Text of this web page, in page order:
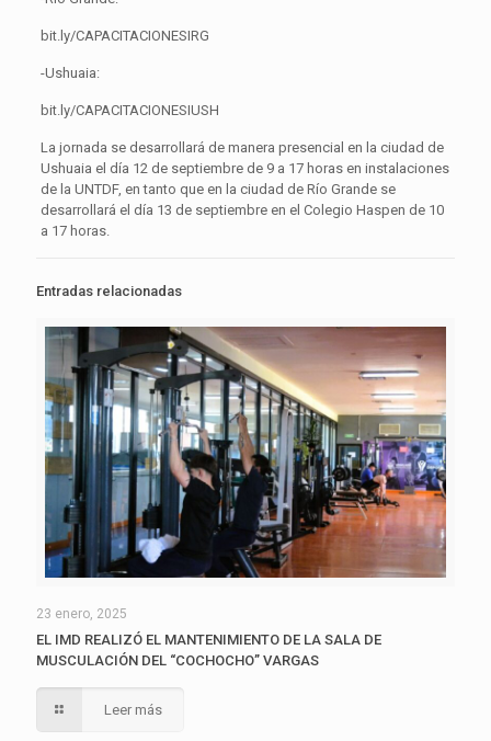
bit.ly/CAPACITACIONESIRG
-Ushuaia:
bit.ly/CAPACITACIONESIUSH
La jornada se desarrollará de manera presencial en la ciudad de
Ushuaia el día 12 de septiembre de 9 a 17 horas en instalaciones
de la UNTDF, en tanto que en la ciudad de Río Grande se
desarrollará el día 13 de septiembre en el Colegio Haspen de 10
a 17 horas.
Entradas relacionadas
23 enero, 2025
EL IMD REALIZÓ EL MANTENIMIENTO DE LA SALA DE
MUSCULACIÓN DEL “COCHOCHO” VARGAS
Leer más